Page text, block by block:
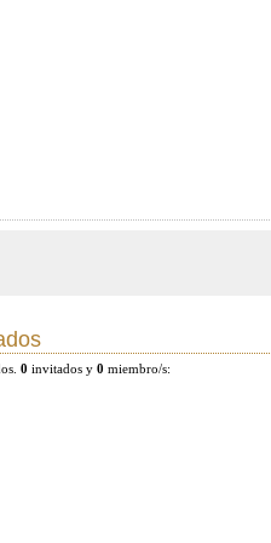
0 invitados y 0 miembro/s: